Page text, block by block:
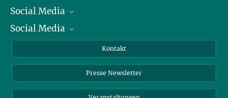
Präsident
Zahlen und Fakten
Meldestelle Fehlverhalten
Social Media
Bluesky
TikTok
Social Media
Instagram
YouTube
Kontakt
Presse Newsletter